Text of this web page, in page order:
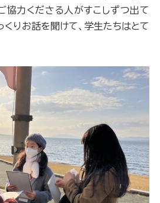
協力くださる人がすこしずつ出て
くりお話を聞けて、学生たちはとて